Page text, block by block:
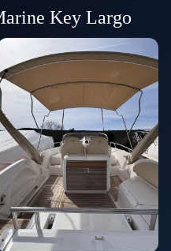
Key Largo